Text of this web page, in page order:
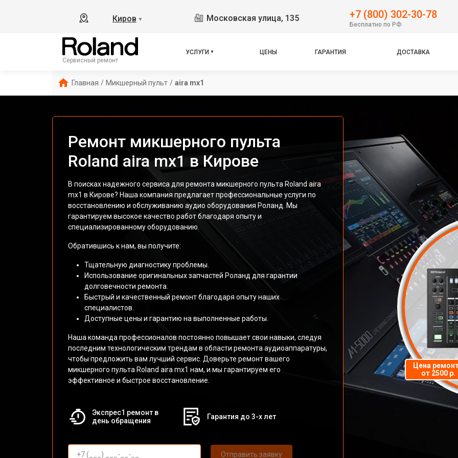
Киров ▼ Московская улица, 135 +7 (800) 302-30-78
Бесплатно по РФ
Сервисный ремонт
УСЛУГИ ЦЕНЫ ГАРАНТИЯ ДОСТАВКА
Главная / Микшерный пульт / aira mx1
Ремонт микшерного пульта
Roland aira mx1 в Кирове
В поисках надежного сервиса для ремонта микшерного пульта Roland aira
mx1 в Кирове? Наша компания предлагает профессиональные услуги по
восстановлению и обслуживанию аудио оборудования Роланд. Мы
гарантируем высокое качество работ благодаря опыту и
специализированному оборудованию.
Обратившись к нам, вы получите:
Тщательную диагностику проблемы.
Использование оригинальных запчастей Роланд для гарантии
долговечности ремонта.
Быстрый и качественный ремонт благодаря опыту наших
специалистов.
Доступные цены и гарантию на выполненные работы.
Наша команда профессионалов постоянно повышает свои навыки, следуя
последним технологическим трендам в области ремонта аудиоаппаратуры,
чтобы предложить вам лучший сервис. Доверьте ремонт вашего
микшерного пульта Roland aira mx1 нам, и мы гарантируем его
эффективное и быстрое восстановление.
Экспрес1 ремонт в
день обращения
Гарантия до 3-х лет
Отправить заявку
Цена
от 2500 р.